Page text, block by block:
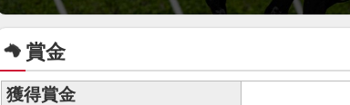
賞金
獲得賞金